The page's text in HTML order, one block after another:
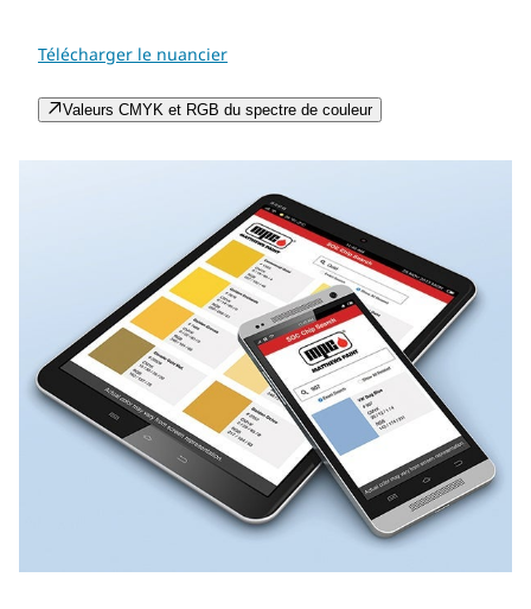
Télécharger le nuancier
Valeurs CMYK et RGB du spectre de couleur